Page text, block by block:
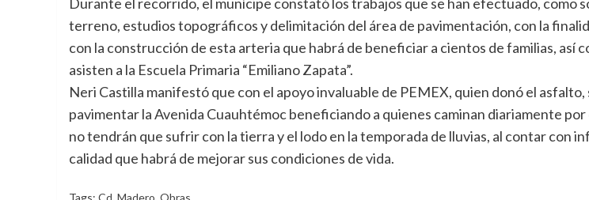
terreno, estudios topográficos y delimitación del área de pavimentación, con la
con la construcción de esta arteria que habrá de beneficiar a cientos de familias, así
asisten a la Escuela Primaria “Emiliano Zapata”.
Neri Castilla manifestó que con el apoyo invaluable de PEMEX, quien donó el asfalto,
pavimentar la Avenida Cuauhtémoc beneficiando a quienes caminan diariamente por
no tendrán que sufrir con la tierra y el lodo en la temporada de lluvias, al contar con
calidad que habrá de mejorar sus condiciones de vida.
Tags: Cd. Madero, Obras